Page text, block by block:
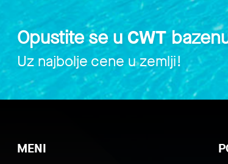
Opustite se uCWT
Uz najbolje cene u zemlji!
MENI